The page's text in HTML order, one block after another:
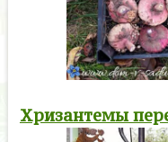
Хризантемы